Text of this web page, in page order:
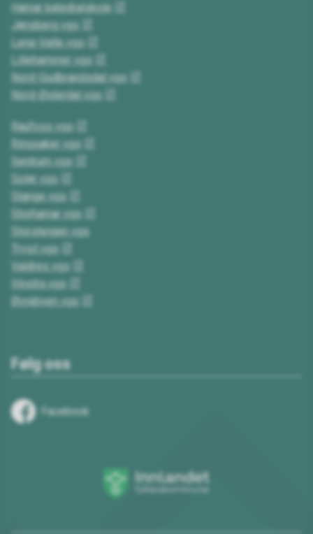
Hamar katedralskole
Jønsberg vgs
Lena-Valle vgs
Lillehammer vgs
Nord-Gudbrandsdal vgs
Nord-Østerdal vgs
Raufoss vgs
Ringsaker vgs
Sentrum vgs
Solør vgs
Stange vgs
Storhamar vgs
Storsteigen vgs
Trysil vgs
Valdres vgs
Vinstra vgs
Øvrebyen vgs
Følg oss
Facebook
Innlandet
fylkeskommune